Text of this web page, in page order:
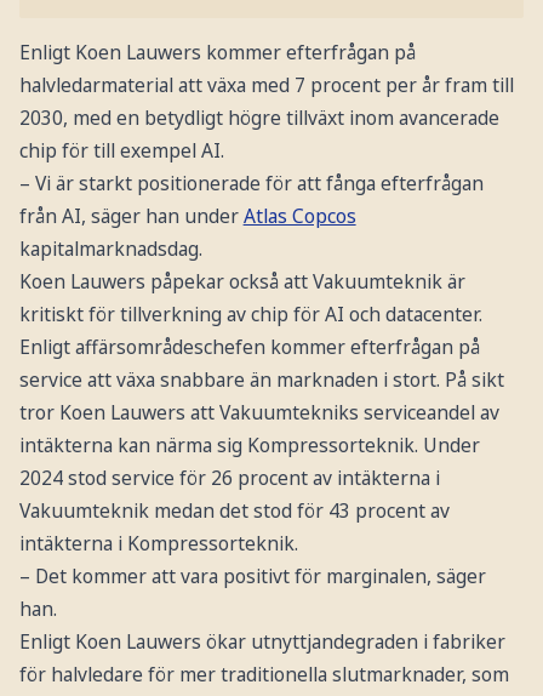
Enligt Koen Lauwers kommer efterfrågan på
halvledarmaterial att växa med 7 procent per år fram till
2030, med en betydligt högre tillväxt inom avancerade
chip för till exempel AI.
– Vi är starkt positionerade för att fånga efterfrågan
från AI, säger han underAtlas Copcos
kapitalmarknadsdag.
Koen Lauwers påpekar också att Vakuumteknik är
kritiskt för tillverkning av chip för AI och datacenter.
Enligt affärsområdeschefen kommer efterfrågan på
service att växa snabbare än marknaden i stort. På sikt
tror Koen Lauwers att Vakuumtekniks serviceandel av
intäkterna kan närma sig Kompressorteknik. Under
2024 stod service för 26 procent av intäkterna i
Vakuumteknik medan det stod för 43 procent av
intäkterna i Kompressorteknik.
– Det kommer att vara positivt för marginalen, säger
han.
Enligt Koen Lauwers ökar utnyttjandegraden i fabriker
för halvledare för mer traditionella slutmarknader, som